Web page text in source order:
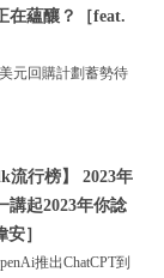
在蘊釀？［feat.
元回購計劃蓄勢待
流行榜】 2023年
講起2023年你諗
］
推出ChatCPT到